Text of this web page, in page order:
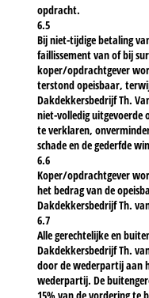
opdracht.
6.5
Bij niet-tijdige betaling
faillissement van of bij
koper/opdrachtgever
terstond opeisbaar,
Dakdekkersbedrijf Th.
niet-volledig uitgevoerde
te verklaren,
schade en de gederfde
6.6
Koper/opdrachtgever
het bedrag van de
Dakdekkersbedrijf Th.
6.7
Alle gerechtelijke en
Dakdekkersbedrijf Th.
door de wederpartij aan
wederpartij. De